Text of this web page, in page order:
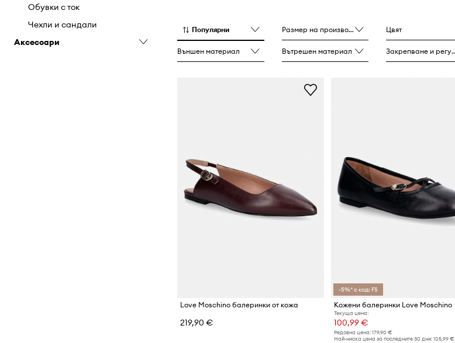
Обувки с ток
Чехли и сандали
Аксесоари
Популярни Размер на производителя Цвят
Външен материал Вътрешен материал Закрепване и регулиране
Love Moschino балеринки от кожа
219,90 €
-5%* с код: FS
Кожени балеринки Love Moschino
Текуща цена:
100,99 €
Редовна цена: 179,90 €
Най-ниска цена за последните 30 дни: 105,99 €